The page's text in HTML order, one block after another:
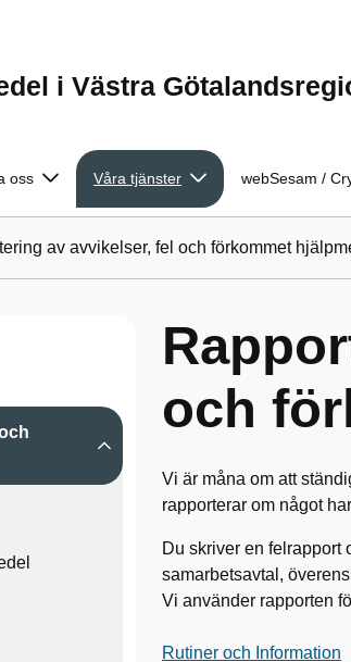
i Västra
oss Våra tjänster webSesam /
av avvikelser, fel och förkommet
och
Vi är måna om att
rapporterar om något
Du skriver en felrapport
samarbetsavtal,
Vi använder rapporten
Rutiner och Information